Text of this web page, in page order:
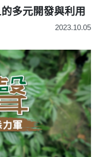
多元開發與利用
2023.10.05